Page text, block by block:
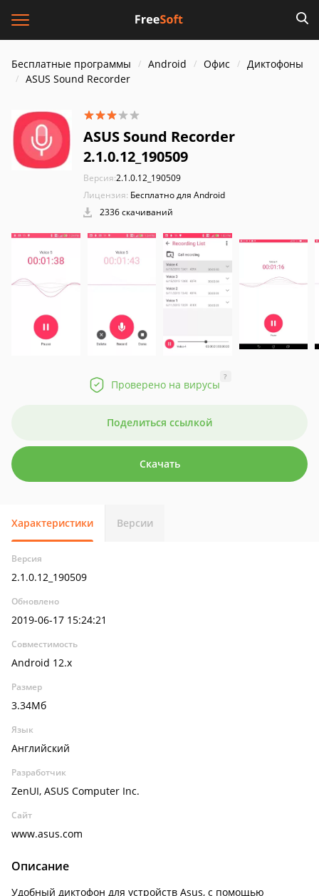
Бесплатные программы Android Офис
Диктофоны
ASUS Sound Recorder
ASUS Sound Recorder
2.1.0.12_190509
Версия:2.1.0.12_190509
Лицензия: Бесплатно для Android
2336 скачиваний
Проверено на вирусы
?
Поделиться ссылкой
Скачать
Характеристики Версии
Версия
2.1.0.12_190509
Обновлено
2019-06-17 15:24:21
Совместимость
Android 12.x
Размер
3.34Мб
Язык
Английский
Разработчик
ZenUI, ASUS Computer Inc.
Сайт
www.asus.com
Описание
Удобный диктофон для устройств Asus, с помощью